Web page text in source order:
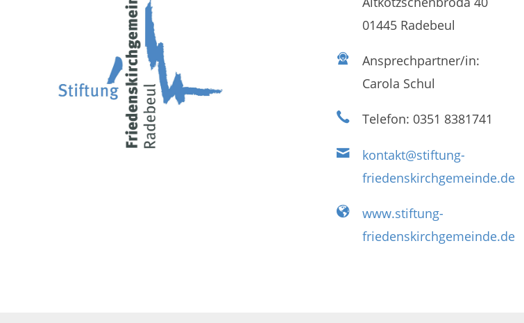
01445 Radebeul
Ansprechpartner/in:
Carola Schul
Telefon: 0351 8381741
kontakt@stiftung-
friedenskirchgemeinde.de
www.stiftung-
friedenskirchgemeinde.de